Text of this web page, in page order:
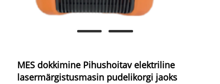
MES dokkimine Pihushoitav elektriline
lasermärgistusmasin pudelikorgi jaoks